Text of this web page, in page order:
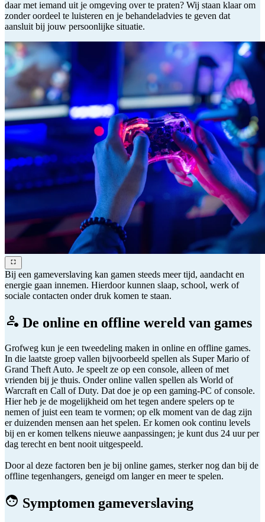
daar met iemand uit je omgeving over te praten? Wij staan klaar om
zonder oordeel te luisteren en je behandeladvies te geven dat
aansluit bij jouw persoonlijke situatie.
Bij een gameverslaving kan gamen steeds meer tijd, aandacht en
energie gaan innemen. Hierdoor kunnen slaap, school, werk of
sociale contacten onder druk komen te staan.
De online en offline wereld van games
Grofweg kun je een tweedeling maken in online en offline games.
In die laatste groep vallen bijvoorbeeld spellen als Super Mario of
Grand Theft Auto. Je speelt ze op een console, alleen of met
vrienden bij je thuis. Onder online vallen spellen als World of
Warcraft en Call of Duty. Dat doe je op een gaming-PC of console.
Hier heb je de mogelijkheid om het tegen andere spelers op te
nemen of juist een team te vormen; op elk moment van de dag zijn
er duizenden mensen aan het spelen. Er komen ook continu levels
bij en er komen telkens nieuwe aanpassingen; je kunt dus 24 uur per
dag terecht en bent nooit uitgespeeld.
Door al deze factoren ben je bij online games, sterker nog dan bij de
offline tegenhangers, geneigd om langer en meer te spelen.
Symptomen gameverslaving